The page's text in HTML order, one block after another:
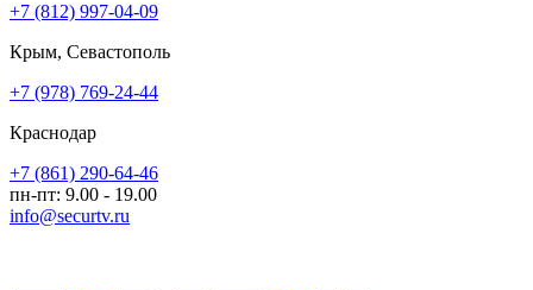
+7 (812) 997-04-09
Крым, Севастополь
+7 (978) 769-24-44
Краснодар
+7 (861) 290-64-46
пн-пт: 9.00 - 19.00
info@securtv.ru